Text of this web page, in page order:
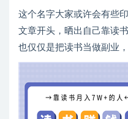
这个名字大家或许会有些
文章开头，晒出自己靠读
也仅仅是把读书当做副业